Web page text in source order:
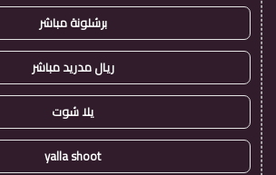
برشلونة مباشر
ريال مدريد مباشر
يلا شوت
yalla shoot